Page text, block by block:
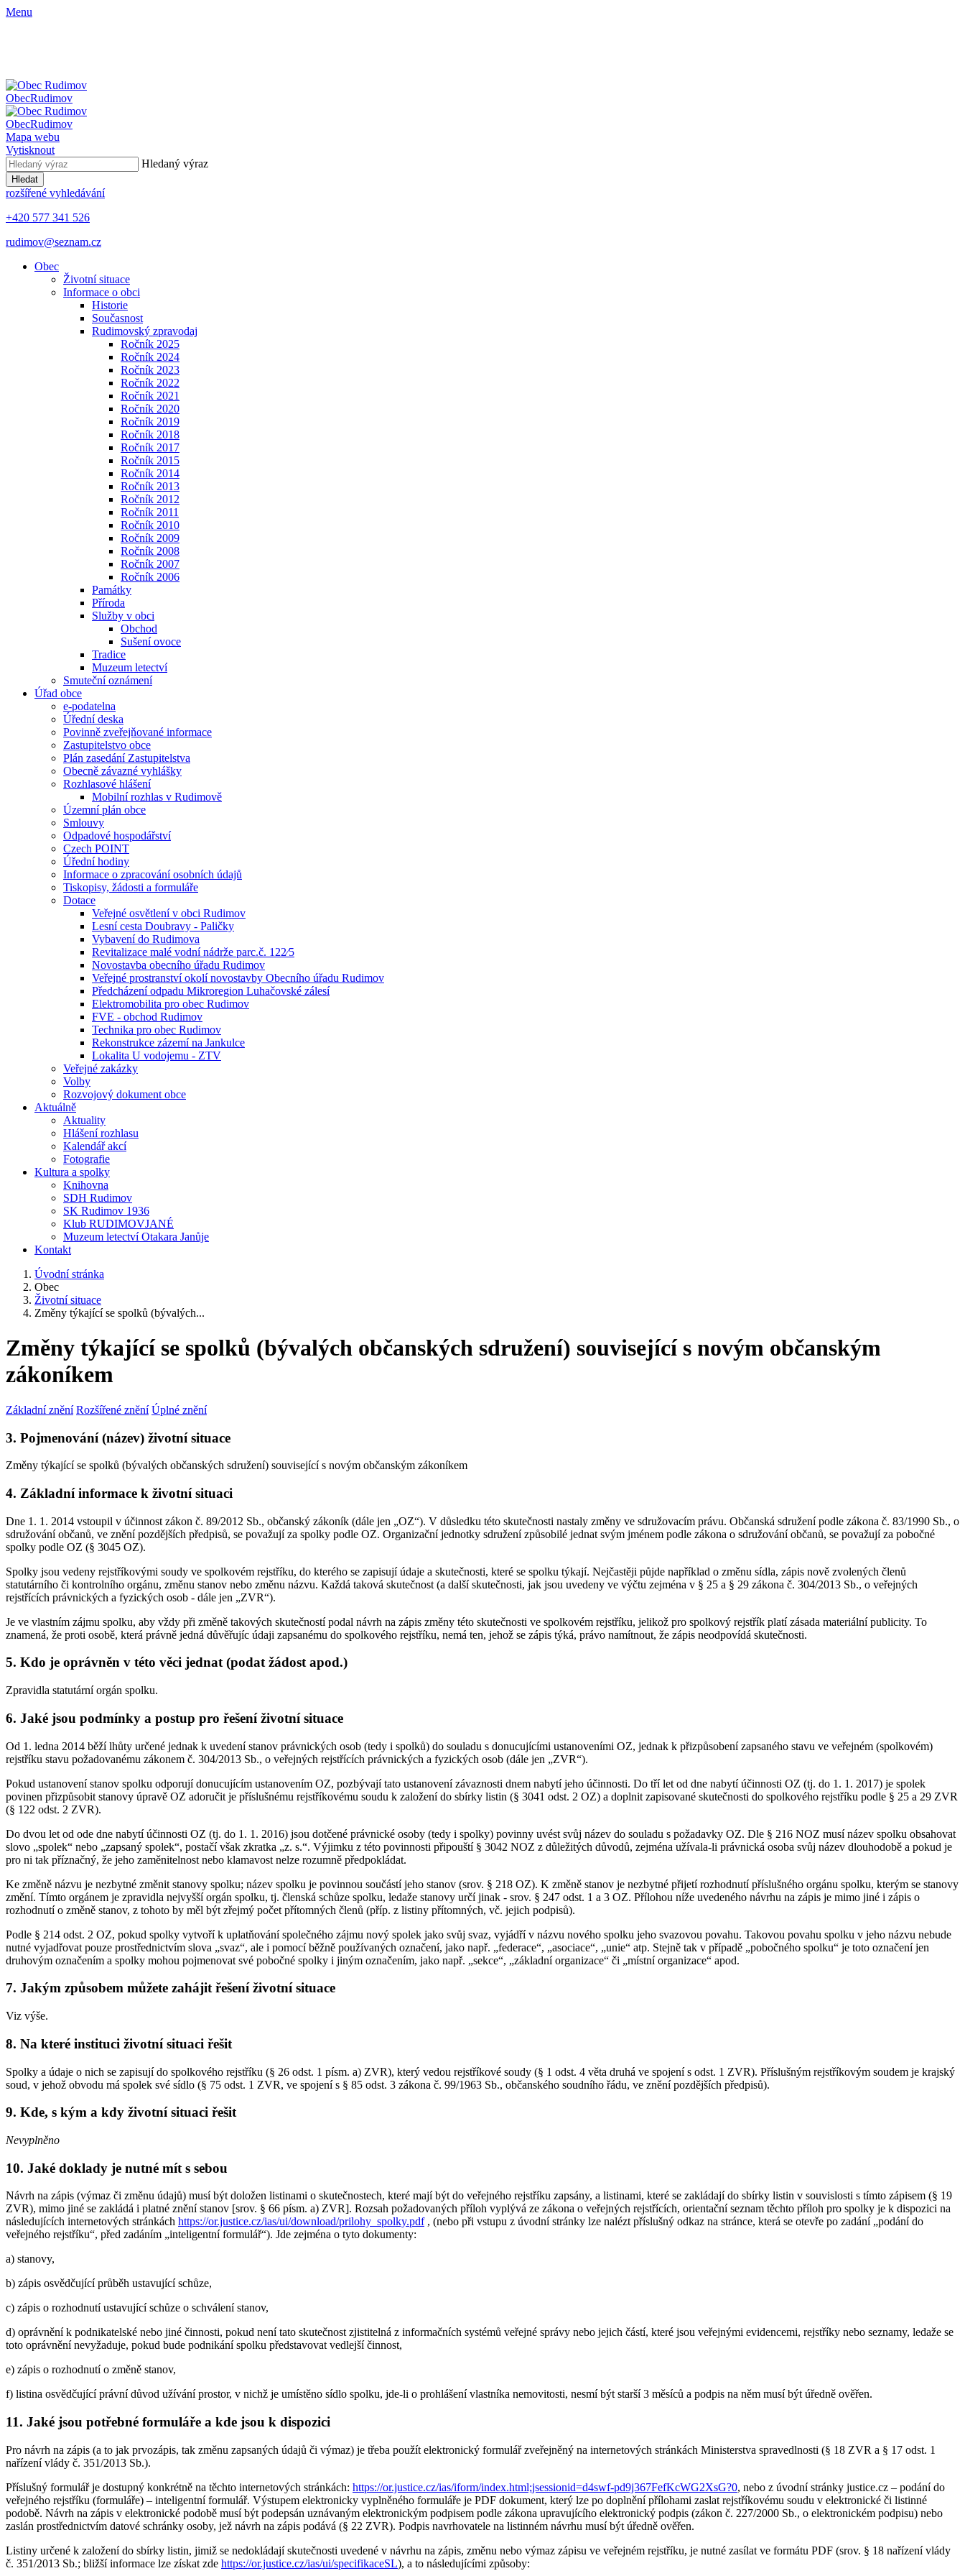
Menu
ObecRudimov
ObecRudimov
Mapa webu
Vytisknout
Hledaný výraz
Hledat
rozšířené vyhledávání
+420 577 341 526
rudimov@seznam.cz
Obec
Životní situace
Informace o obci
Historie
Současnost
Rudimovský zpravodaj
Ročník 2025
Ročník 2024
Ročník 2023
Ročník 2022
Ročník 2021
Ročník 2020
Ročník 2019
Ročník 2018
Ročník 2017
Ročník 2015
Ročník 2014
Ročník 2013
Ročník 2012
Ročník 2011
Ročník 2010
Ročník 2009
Ročník 2008
Ročník 2007
Ročník 2006
Památky
Příroda
Služby v obci
Obchod
Sušení ovoce
Tradice
Muzeum letectví
Smuteční oznámení
Úřad obce
e-podatelna
Úřední deska
Povinně zveřejňované informace
Zastupitelstvo obce
Plán zasedání Zastupitelstva
Obecně závazné vyhlášky
Rozhlasové hlášení
Mobilní rozhlas v Rudimově
Územní plán obce
Smlouvy
Odpadové hospodářství
Czech POINT
Úřední hodiny
Informace o zpracování osobních údajů
Tiskopisy, žádosti a formuláře
Dotace
Veřejné osvětlení v obci Rudimov
Lesní cesta Doubravy - Paličky
Vybavení do Rudimova
Revitalizace malé vodní nádrže parc.č. 122⁄5
Novostavba obecního úřadu Rudimov
Veřejné prostranství okolí novostavby Obecního úřadu Rudimov
Předcházení odpadu Mikroregion Luhačovské zálesí
Elektromobilita pro obec Rudimov
FVE - obchod Rudimov
Technika pro obec Rudimov
Rekonstrukce zázemí na Jankulce
Lokalita U vodojemu - ZTV
Veřejné zakázky
Volby
Rozvojový dokument obce
Aktuálně
Aktuality
Hlášení rozhlasu
Kalendář akcí
Fotografie
Kultura a spolky
Knihovna
SDH Rudimov
SK Rudimov 1936
Klub RUDIMOVJANÉ
Muzeum letectví Otakara Janůje
Kontakt
Úvodní stránka
Obec
Životní situace
Změny týkající se spolků (bývalých...
Změny týkající se spolků (bývalých občanských sdružení) související s novým občanským
zákoníkem
Základní znění Rozšířené znění Úplné znění
3. Pojmenování (název) životní situace
Změny týkající se spolků (bývalých občanských sdružení) související s novým občanským zákoníkem
4. Základní informace k životní situaci
Dne 1. 1. 2014 vstoupil v účinnost zákon č. 89/2012 Sb., občanský zákoník (dále jen „OZ“). V důsledku této skutečnosti nastaly změny ve sdružovacím právu. Občanská sdružení podle zákona č. 83/1990 Sb., o
sdružování občanů, ve znění pozdějších předpisů, se považují za spolky podle OZ. Organizační jednotky sdružení způsobilé jednat svým jménem podle zákona o sdružování občanů, se považují za pobočné
spolky podle OZ (§ 3045 OZ).
Spolky jsou vedeny rejstříkovými soudy ve spolkovém rejstříku, do kterého se zapisují údaje a skutečnosti, které se spolku týkají. Nejčastěji půjde například o změnu sídla, zápis nově zvolených členů
statutárního či kontrolního orgánu, změnu stanov nebo změnu názvu. Každá taková skutečnost (a další skutečnosti, jak jsou uvedeny ve výčtu zejména v § 25 a § 29 zákona č. 304/2013 Sb., o veřejných
rejstřících právnických a fyzických osob - dále jen „ZVR“).
Je ve vlastním zájmu spolku, aby vždy při změně takových skutečností podal návrh na zápis změny této skutečnosti ve spolkovém rejstříku, jelikož pro spolkový rejstřík platí zásada materiální publicity. To
znamená, že proti osobě, která právně jedná důvěřujíc údaji zapsanému do spolkového rejstříku, nemá ten, jehož se zápis týká, právo namítnout, že zápis neodpovídá skutečnosti.
5. Kdo je oprávněn v této věci jednat (podat žádost apod.)
Zpravidla statutární orgán spolku.
6. Jaké jsou podmínky a postup pro řešení životní situace
Od 1. ledna 2014 běží lhůty určené jednak k uvedení stanov právnických osob (tedy i spolků) do souladu s donucujícími ustanoveními OZ, jednak k přizpůsobení zapsaného stavu ve veřejném (spolkovém)
rejstříku stavu požadovanému zákonem č. 304/2013 Sb., o veřejných rejstřících právnických a fyzických osob (dále jen „ZVR“).
Pokud ustanovení stanov spolku odporují donucujícím ustanovením OZ, pozbývají tato ustanovení závaznosti dnem nabytí jeho účinnosti. Do tří let od dne nabytí účinnosti OZ (tj. do 1. 1. 2017) je spolek
povinen přizpůsobit stanovy úpravě OZ adoručit je příslušnému rejstříkovému soudu k založení do sbírky listin (§ 3041 odst. 2 OZ) a doplnit zapisované skutečnosti do spolkového rejstříku podle § 25 a 29 ZVR
(§ 122 odst. 2 ZVR).
Do dvou let od ode dne nabytí účinnosti OZ (tj. do 1. 1. 2016) jsou dotčené právnické osoby (tedy i spolky) povinny uvést svůj název do souladu s požadavky OZ. Dle § 216 NOZ musí název spolku obsahovat
slovo „spolek“ nebo „zapsaný spolek“, postačí však zkratka „z. s.“. Výjimku z této povinnosti připouští § 3042 NOZ z důležitých důvodů, zejména užívala-li právnická osoba svůj název dlouhodobě a pokud je
pro ni tak příznačný, že jeho zaměnitelnost nebo klamavost nelze rozumně předpokládat.
Ke změně názvu je nezbytné změnit stanovy spolku; název spolku je povinnou součástí jeho stanov (srov. § 218 OZ). K změně stanov je nezbytné přijetí rozhodnutí příslušného orgánu spolku, kterým se stanovy
změní. Tímto orgánem je zpravidla nejvyšší orgán spolku, tj. členská schůze spolku, ledaže stanovy určí jinak - srov. § 247 odst. 1 a 3 OZ. Přílohou níže uvedeného návrhu na zápis je mimo jiné i zápis o
rozhodnutí o změně stanov, z tohoto by měl být zřejmý počet přítomných členů (příp. z listiny přítomných, vč. jejich podpisů).
Podle § 214 odst. 2 OZ, pokud spolky vytvoří k uplatňování společného zájmu nový spolek jako svůj svaz, vyjádří v názvu nového spolku jeho svazovou povahu. Takovou povahu spolku v jeho názvu nebude
nutné vyjadřovat pouze prostřednictvím slova „svaz“, ale i pomocí běžně používaných označení, jako např. „federace“, „asociace“, „unie“ atp. Stejně tak v případě „pobočného spolku“ je toto označení jen
druhovým označením a spolky mohou pojmenovat své pobočné spolky i jiným označením, jako např. „sekce“, „základní organizace“ či „místní organizace“ apod.
7. Jakým způsobem můžete zahájit řešení životní situace
Viz výše.
8. Na které instituci životní situaci řešit
Spolky a údaje o nich se zapisují do spolkového rejstříku (§ 26 odst. 1 písm. a) ZVR), který vedou rejstříkové soudy (§ 1 odst. 4 věta druhá ve spojení s odst. 1 ZVR). Příslušným rejstříkovým soudem je krajský
soud, v jehož obvodu má spolek své sídlo (§ 75 odst. 1 ZVR, ve spojení s § 85 odst. 3 zákona č. 99/1963 Sb., občanského soudního řádu, ve znění pozdějších předpisů).
9. Kde, s kým a kdy životní situaci řešit
Nevyplněno
10. Jaké doklady je nutné mít s sebou
Návrh na zápis (výmaz či změnu údajů) musí být doložen listinami o skutečnostech, které mají být do veřejného rejstříku zapsány, a listinami, které se zakládají do sbírky listin v souvislosti s tímto zápisem (§ 19
ZVR), mimo jiné se zakládá i platné znění stanov [srov. § 66 písm. a) ZVR]. Rozsah požadovaných příloh vyplývá ze zákona o veřejných rejstřících, orientační seznam těchto příloh pro spolky je k dispozici na
následujících internetových stránkách https://or.justice.cz/ias/ui/download/prilohy_spolky.pdf, (nebo při vstupu z úvodní stránky lze nalézt příslušný odkaz na stránce, která se otevře po zadání „podání do
veřejného rejstříku“, před zadáním „inteligentní formulář“). Jde zejména o tyto dokumenty:
a) stanovy,
b) zápis osvědčující průběh ustavující schůze,
c) zápis o rozhodnutí ustavující schůze o schválení stanov,
d) oprávnění k podnikatelské nebo jiné činnosti, pokud není tato skutečnost zjistitelná z informačních systémů veřejné správy nebo jejich částí, které jsou veřejnými evidencemi, rejstříky nebo seznamy, ledaže se
toto oprávnění nevyžaduje, pokud bude podnikání spolku představovat vedlejší činnost,
e) zápis o rozhodnutí o změně stanov,
f) listina osvědčující právní důvod užívání prostor, v nichž je umístěno sídlo spolku, jde-li o prohlášení vlastníka nemovitosti, nesmí být starší 3 měsíců a podpis na něm musí být úředně ověřen.
11. Jaké jsou potřebné formuláře a kde jsou k dispozici
Pro návrh na zápis (a to jak prvozápis, tak změnu zapsaných údajů či výmaz) je třeba použít elektronický formulář zveřejněný na internetových stránkách Ministerstva spravedlnosti (§ 18 ZVR a § 17 odst. 1
nařízení vlády č. 351/2013 Sb.).
Příslušný formulář je dostupný konkrétně na těchto internetových stránkách: https://or.justice.cz/ias/iform/index.html;jsessionid=d4swf-pd9j367FefKcWG2XsG?0, nebo z úvodní stránky justice.cz – podání do
veřejného rejstříku (formuláře) – inteligentní formulář. Výstupem elektronicky vyplněného formuláře je PDF dokument, který lze po doplnění přílohami zaslat rejstříkovému soudu v elektronické či listinné
podobě. Návrh na zápis v elektronické podobě musí být podepsán uznávaným elektronickým podpisem podle zákona upravujícího elektronický podpis (zákon č. 227/2000 Sb., o elektronickém podpisu) nebo
zaslán prostřednictvím datové schránky osoby, jež návrh na zápis podává (§ 22 ZVR). Podpis navrhovatele na listinném návrhu musí být úředně ověřen.
Listiny určené k založení do sbírky listin, jimiž se nedokládají skutečnosti uvedené v návrhu na zápis, změnu nebo výmaz zápisu ve veřejném rejstříku, je nutné zasílat ve formátu PDF (srov. § 18 nařízení vlády
č. 351/2013 Sb.; bližší informace lze získat zde https://or.justice.cz/ias/ui/specifikaceSL), a to následujícími způsoby: